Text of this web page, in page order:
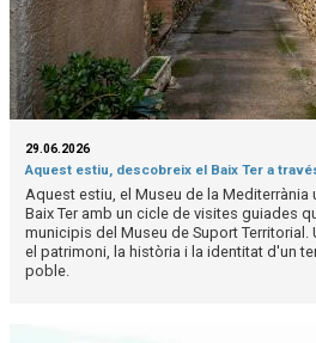
29.06.2026
Aquest estiu, descobreix el Baix Ter a
Aquest estiu, el Museu de la Mediterrània
Baix Ter amb un cicle de visites guiades
municipis del Museu de Suport
el patrimoni, la història i la identitat d'un
poble.